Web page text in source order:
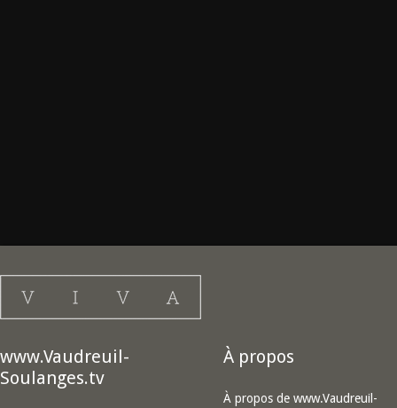
www.Vaudreuil-
Soulanges.tv
À propos
À propos de www.Vaudreuil-